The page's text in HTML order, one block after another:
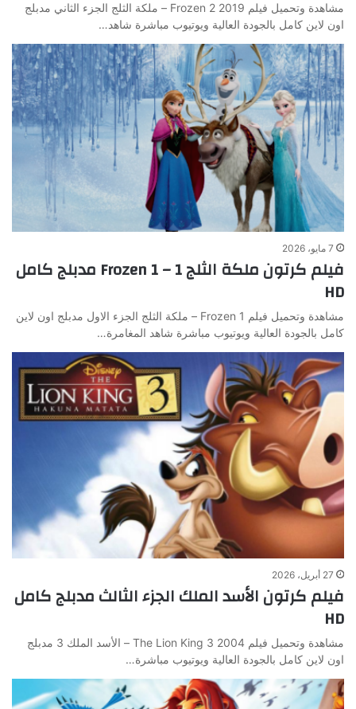
مشاهدة وتحميل فيلم Frozen 2 2019 – ملكة الثلج الجزء الثاني مدبلج
اون لاين كامل بالجودة العالية ويوتيوب مباشرة شاهد…
7 مايو، 2026
فيلم كرتون ملكة الثلج 1 – Frozen 1 مدبلج كامل
HD
مشاهدة وتحميل فيلم Frozen 1 – ملكة الثلج الجزء الاول مدبلج اون لاين
كامل بالجودة العالية ويوتيوب مباشرة شاهد المغامرة…
27 أبريل، 2026
فيلم كرتون الأسد الملك الجزء الثالث مدبلج كامل
HD
مشاهدة وتحميل فيلم The Lion King 3 2004 – الأسد الملك 3 مدبلج
اون لاين كامل بالجودة العالية ويوتيوب مباشرة…